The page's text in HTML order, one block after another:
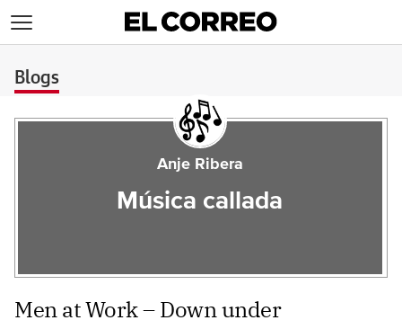
Blogs
Anje Ribera
Música callada
Men at Work – Down under